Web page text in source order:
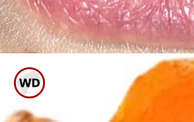
ಚಾರ್ಕೋಲ್
ಹಲ್ಲುಜ್ಜುವುದನ್ನು